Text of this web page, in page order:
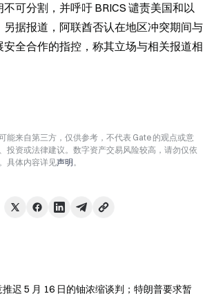
可分割，并呼吁 BRICS 谴责美国和以
据报道，阿联酋否认在地区冲突期间与
安全合作的指控，称其立场与相关报道相
能来自第三方，仅供参考，不代表 Gate 的观点或意
投资或法律建议。数字资产交易风险较高，请勿仅依
具体内容详见声明。
迟 5 月 16 日的铀浓缩谈判；特朗普要求暂